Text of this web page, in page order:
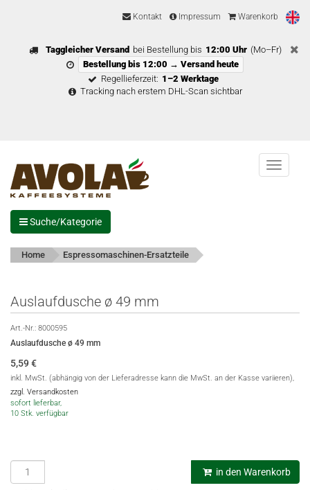
Kontakt Impressum Warenkorb
Taggleicher Versand bei Bestellung bis 12:00 Uhr (Mo–Fr)
Bestellung bis 12:00 → Versand heute
Regellieferzeit: 1–2 Werktage
Tracking nach erstem DHL-Scan sichtbar
Menu
Suche/Kategorie
Home Espressomaschinen-Ersatzteile
Auslaufdusche ø 49 mm
Art.-Nr.: 8000595
Auslaufdusche ø 49 mm
5,59€
inkl. MwSt. (abhängig von der Lieferadresse kann die MwSt. an der Kasse variieren),
zzgl. Versandkosten
sofort lieferbar,
10 Stk. verfügbar
in den Warenkorb